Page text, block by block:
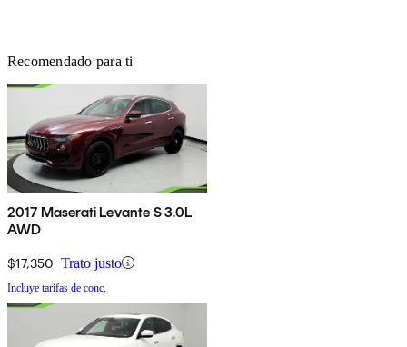
Recomendado para ti
2017 Maserati Levante S 3.0L
AWD
$17,350 Trato justo
Incluye tarifas de conc.